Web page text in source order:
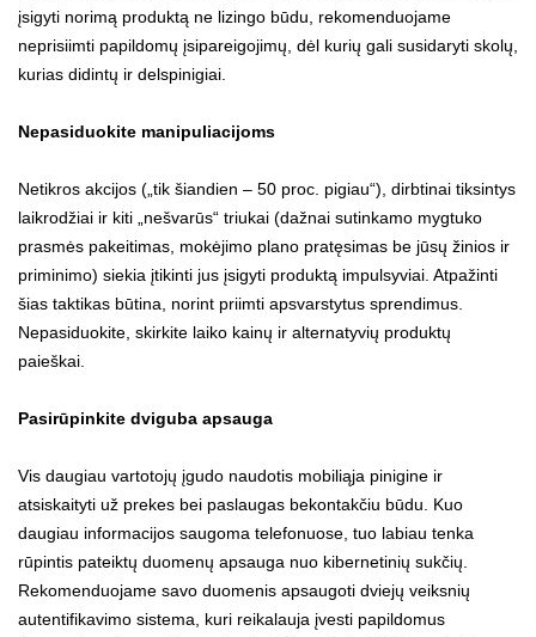
įsigyti norimą produktą ne lizingo būdu, rekomenduojame
neprisiimti papildomų įsipareigojimų, dėl kurių gali susidaryti skolų,
kurias didintų ir delspinigiai.
Nepasiduokite manipuliacijoms
Netikros akcijos („tik šiandien – 50 proc. pigiau“), dirbtinai tiksintys
laikrodžiai ir kiti „nešvarūs“ triukai (dažnai sutinkamo mygtuko
prasmės pakeitimas, mokėjimo plano pratęsimas be jūsų žinios ir
priminimo) siekia įtikinti jus įsigyti produktą impulsyviai. Atpažinti
šias taktikas būtina, norint priimti apsvarstytus sprendimus.
Nepasiduokite, skirkite laiko kainų ir alternatyvių produktų
paieškai.
Pasirūpinkite dviguba apsauga
Vis daugiau vartotojų įgudo naudotis mobiliąja pinigine ir
atsiskaityti už prekes bei paslaugas bekontakčiu būdu. Kuo
daugiau informacijos saugoma telefonuose, tuo labiau tenka
rūpintis pateiktų duomenų apsauga nuo kibernetinių sukčių.
Rekomenduojame savo duomenis apsaugoti dviejų veiksnių
autentifikavimo sistema, kuri reikalauja įvesti papildomus